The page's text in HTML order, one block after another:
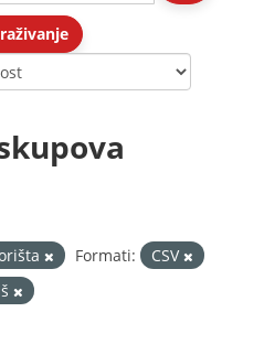
Formati:
CSV